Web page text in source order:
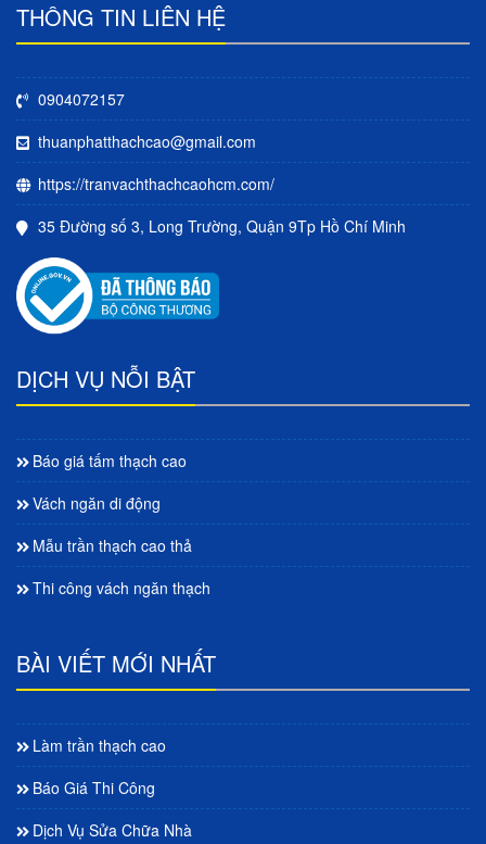
THÔNG TIN LIÊN HỆ
0904072157
thuanphatthachcao@gmail.com
https://tranvachthachcaohcm.com/
35 Đường số 3, Long Trường, Quận 9Tp Hồ Chí Minh
DỊCH VỤ NỖI BẬT
Báo giá tấm thạch cao
Vách ngăn di động
Mẫu trần thạch cao thả
Thi công vách ngăn thạch
BÀI VIẾT MỚI NHẤT
Làm trần thạch cao
Báo Giá Thi Công
Dịch Vụ Sửa Chữa Nhà